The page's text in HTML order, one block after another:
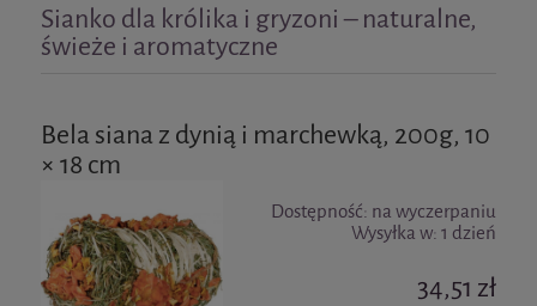
Sianko dla królika i gryzoni – naturalne,
świeże i aromatyczne
Bela siana z dynią i marchewką, 200g, 10
× 18 cm
Dostępność: na wyczerpaniu
Wysyłka w: 1 dzień
34,51 zł